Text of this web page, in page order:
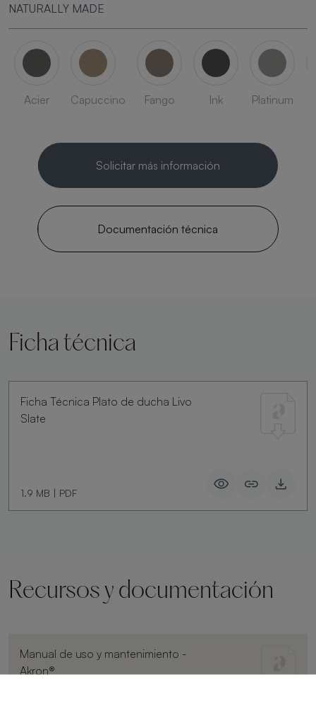
NATURALLY MADE
Acier Capuccino Fango Ink Platinum
Solicitar más información
Documentación técnica
Ficha técnica
Ficha Técnica Plato de ducha Livo
Slate
1.9 MB | PDF
Recursos y documentación
Manual de uso y mantenimiento -
Akron®